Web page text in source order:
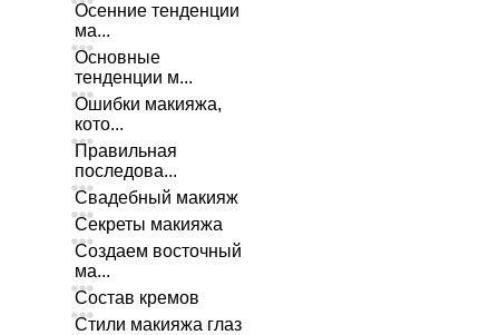
Осенние тенденции
ма...
Основные
тенденции м...
Ошибки макияжа,
кото...
Правильная
последова...
Свадебный макияж
Секреты макияжа
Создаем восточный
ма...
Состав кремов
Стили макияжа глаз